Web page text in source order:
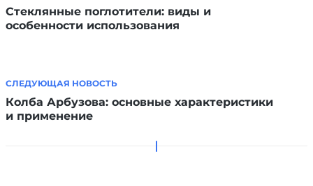
Стеклянные поглотители: виды и
особенности использования
СЛЕДУЮЩАЯ НОВОСТЬ
Колба Арбузова: основные характеристики
и применение